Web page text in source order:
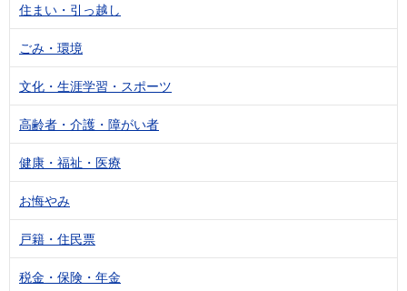
住まい・引っ越し
ごみ・環境
文化・生涯学習・スポーツ
高齢者・介護・障がい者
健康・福祉・医療
お悔やみ
戸籍・住民票
税金・保険・年金